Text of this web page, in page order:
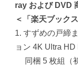
ray および DVD
＜「楽天ブック
1. すずめの戸締
ョン 4K Ultra HD
同梱 5 枚組（